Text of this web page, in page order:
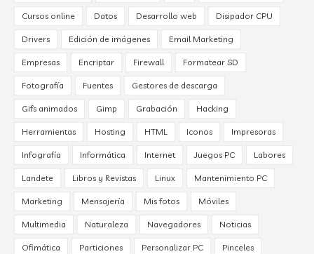
Cursos online Datos Desarrollo web Disipador CPU
Drivers Edición de imágenes Email Marketing
Empresas Encriptar Firewall Formatear SD
Fotografía Fuentes Gestores de descarga
Gifs animados Gimp Grabación Hacking
Herramientas Hosting HTML Iconos Impresoras
Infografía Informática Internet Juegos PC Labores
Landete Libros y Revistas Linux Mantenimiento PC
Marketing Mensajería Mis fotos Móviles
Multimedia Naturaleza Navegadores Noticias
Ofimática Particiones Personalizar PC Pinceles